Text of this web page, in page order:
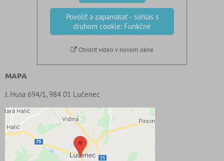
Povoliť a zapamätať - súhlas s
druhom cookie: Funkčné
Otvoriť video v novom okne
MAPA
J. Husa 694/1, 984 01 Lučenec